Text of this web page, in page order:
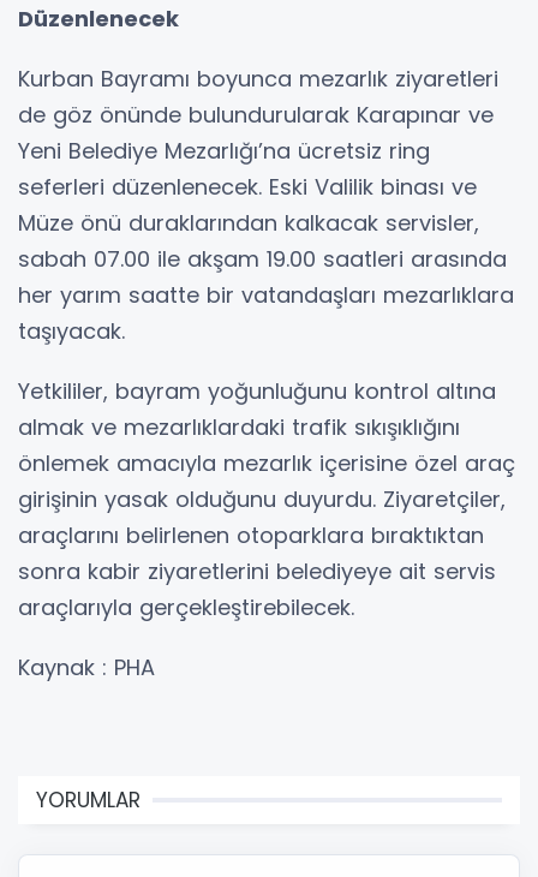
Düzenlenecek
Kurban Bayramı boyunca mezarlık ziyaretleri
de göz önünde bulundurularak Karapınar ve
Yeni Belediye Mezarlığı’na ücretsiz ring
seferleri düzenlenecek. Eski Valilik binası ve
Müze önü duraklarından kalkacak servisler,
sabah 07.00 ile akşam 19.00 saatleri arasında
her yarım saatte bir vatandaşları mezarlıklara
taşıyacak.
Yetkililer, bayram yoğunluğunu kontrol altına
almak ve mezarlıklardaki trafik sıkışıklığını
önlemek amacıyla mezarlık içerisine özel araç
girişinin yasak olduğunu duyurdu. Ziyaretçiler,
araçlarını belirlenen otoparklara bıraktıktan
sonra kabir ziyaretlerini belediyeye ait servis
araçlarıyla gerçekleştirebilecek.
Kaynak : PHA
YORUMLAR